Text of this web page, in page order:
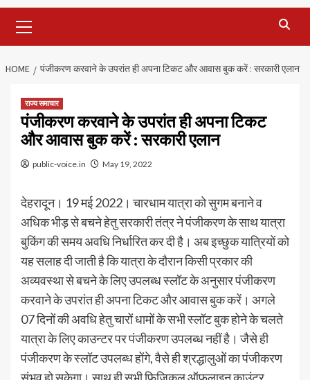
Menu
HOME पंजीकरण करवाने के उपरांत ही अपना टिकट और आवास बुक करें : सरकारी एलान
राज्य समाचार
पंजीकरण करवाने के उपरांत ही अपना टिकट
और आवास बुक करें : सरकारी एलान
public-voice.in May 19, 2022
देहरादून। 19 मई 2022। चारधाम यात्रा को सुगम बनाने व
अधिक भीड़ से बचने हेतु सरकारी तंत्र ने पंजीकरण के साथ यात्रा
बुकिंग की समय अवधि निर्धारित कर दी है। अब इच्छुक यात्रियों को
यह सलाह दी जाती है कि यात्रा के दौरान किसी प्रकार की
अव्यवस्था से बचने के लिए उपलब्ध स्लॉट के अनुसार पंजीकरण
करवाने के उपरांत ही अपना टिकट और आवास बुक करें। अगले
07 दिनों की अवधि हेतु चारों धामों के सभी स्लॉट बुक होने के चलते
यात्रा के लिए काउन्टर पर पंजीकरण उपलब्ध नहीं है। जैसे ही
पंजीकरण के स्लॉट उपलब्ध होंगे, वैसे ही श्रद्धालुओं का पंजीकरण